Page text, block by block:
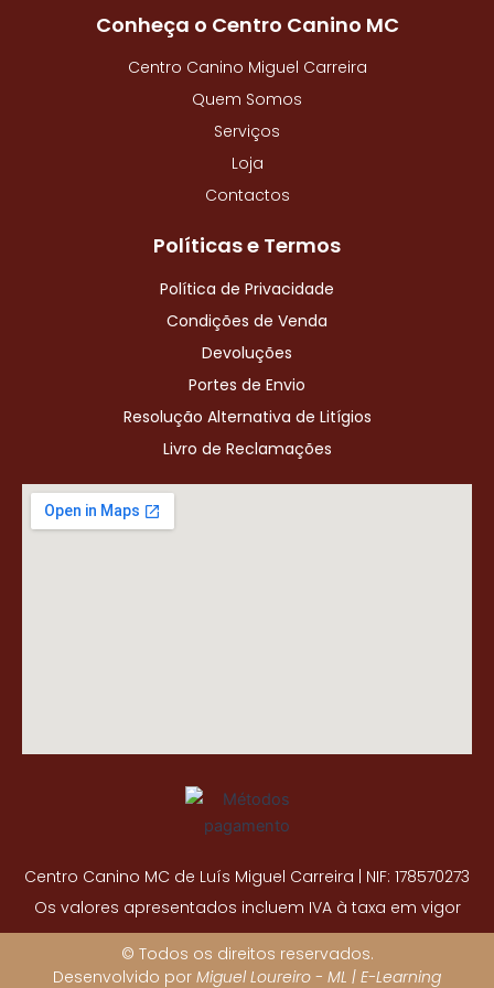
k
f
Conheça o Centro Canino MC
Centro Canino Miguel Carreira
Quem Somos
Serviços
Loja
Contactos
Políticas e Termos
Política de Privacidade
Condições de Venda
Devoluções
Portes de Envio
Resolução Alternativa de Litígios
Livro de Reclamações
Centro Canino MC de Luís Miguel Carreira | NIF: 178570273
Os valores apresentados incluem IVA à taxa em vigor
© Todos os direitos reservados.
Desenvolvido por Miguel Loureiro - ML | E-Learning